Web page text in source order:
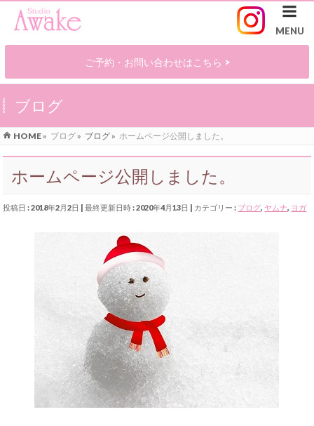
ご予約・お問い合わせはこちら >
ブログ
HOME» ブログ» ブログ» ホームページ公開しました。
ホームページ公開しました。
投稿日 : 2018年2月2日 最終更新日時 : 2020年4月13日 カテゴリー : ブログ, ヤムナ, ヨガ